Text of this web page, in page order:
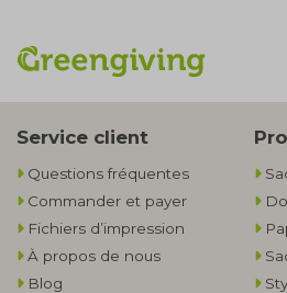
Service client
Questions fréquentes
Commander et payer
Fichiers d’impression
À propos de nous
Blog